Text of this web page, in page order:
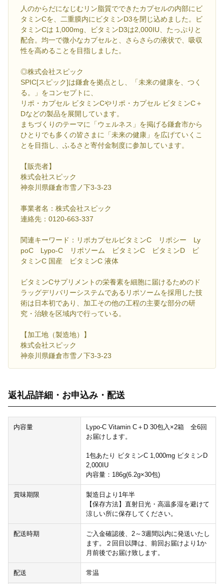
人のからだになじむリン脂質でできたカプセルの内部にビ
タミンCを、二重膜内にビタミンD3を閉じ込めました。ビ
タミンCは 1,000mg、ビタミンD3は2,000IU、たっぷりと
配合。均一で微小なカプセルと、さらさらの液状で、吸収
性を高めることを目指しました。
◎株式会社スピック
SPIC[スピック]は鎌倉を拠点とし、「未来の健康を、つく
る。」をコンセプトに、
リポ・カプセル ビタミンCやリポ・カプセル ビタミンC＋
Dなどの製品を展開しています。
まちづくりのテーマに「ウェルネス」を掲げる鎌倉市から
ひとりでも多くの皆さまに「未来の健康」を広げていくこ
とを目指し、ふるさと寄付金制度に参加しています。
【販売者】
株式会社スピック
神奈川県鎌倉市雪ノ下3-3-23
事業者名：株式会社スピック
連絡先：0120-663-337
関連キーワード：リポカプセルビタミンC リポシー Ly
poC Lypo-C リポソーム ビタミンC ビタミンD ビ
タミンC 国産 ビタミンC 液体
ビタミンCサプリメントの栄養素を細胞に届けるためのド
ラッグデリバリーシステムであるリポソームを採用した技
術は日本初であり、加工その他の工程の主要な部分の研
究・治験を区域内で行っている。
【加工地（製造地）】
株式会社スピック
神奈川県鎌倉市雪ノ下3-3-23
返礼品詳細・お申込み・配送
内容量
Lypo-C Vitamin C＋D 30包入×2箱 全6回
お届けします。
1包あたり ビタミンC 1,000mg ビタミンD
2,000IU
内容量：186g(6.2g×30包)
賞味期限
製造日より1年半
【保存方法】直射日光・高温多湿を避けて
涼しい所に保存してください。
配送時期
ご入金確認後、2～3週間以内に発送いたし
ます。２回目以降は、前回お届けより1か
月前後でお届け致します。
配送 常温